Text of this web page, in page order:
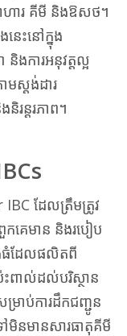
ហារ គីមី និងឱសថ។
នេះនៅក្នុង
ងការអនុវត្តល្អ
ស្តង់ដារ
រន្តរភាព។
ដែលត្រឹមត្រូវ
គេមាន និងរបៀប
ងធំដែលផលិតពី
ះពាល់ដល់បរិស្ថាន
ម្រាប់ការដឹកជញ្ជូន
មិនមានសារធាតុគីមី